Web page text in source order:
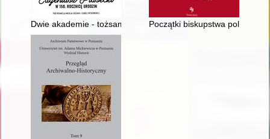
Dwie akademie - tożsame idee : koncepcje wychowania
Początki biskupstwa polowego